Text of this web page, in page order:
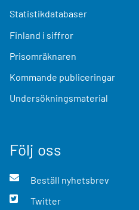
Statistikdatabaser
Finland i siffror
Prisomräknaren
Kommande publiceringar
Undersökningsmaterial
Följ oss
Beställ nyhetsbrev
Twitter